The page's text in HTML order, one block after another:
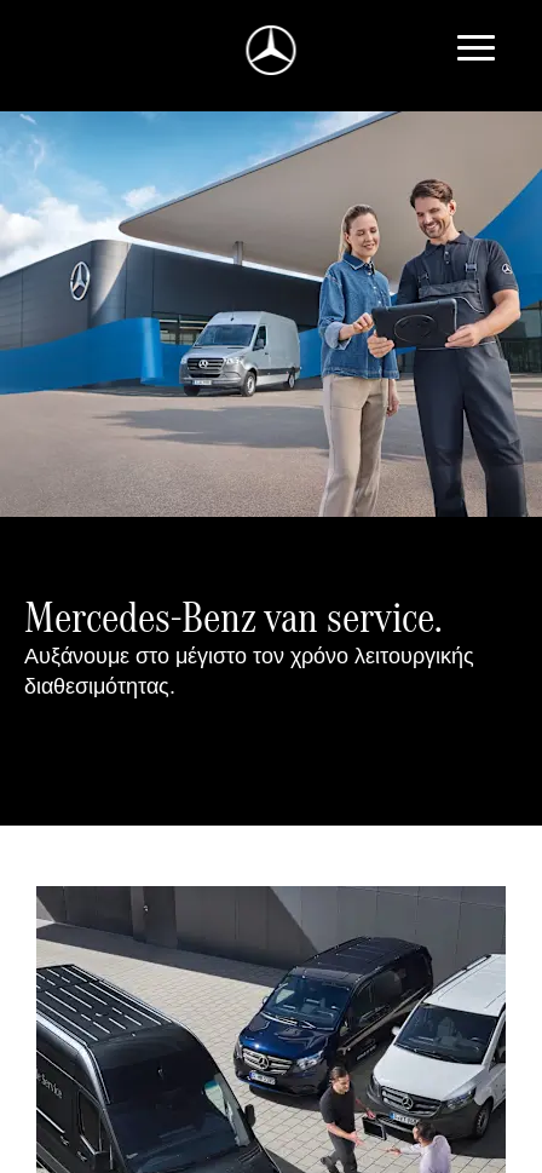
Mercedes-Benz van service.
Αυξάνουμε στο μέγιστο τον χρόνο λειτουργικής
διαθεσιμότητας.